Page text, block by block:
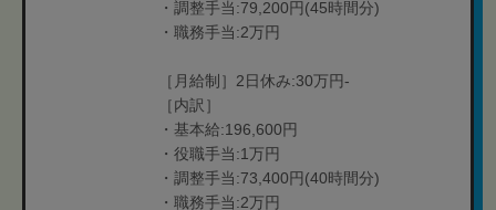
・調整手当:79,200円(45時間分)
・職務手当:2万円
［月給制］2日休み:30万円-
［内訳］
・基本給:196,600円
・役職手当:1万円
・調整手当:73,400円(40時間分)
・職務手当:2万円